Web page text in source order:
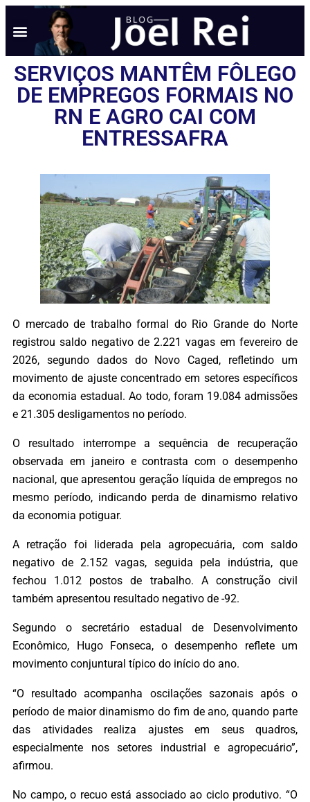
SERVIÇOS MANTÊM FÔLEGO
DE EMPREGOS FORMAIS NO
RN E AGRO CAI COM
ENTRESSAFRA
O mercado de trabalho formal do Rio Grande do Norte
registrou saldo negativo de 2.221 vagas em fevereiro de
2026, segundo dados do Novo Caged, refletindo um
movimento de ajuste concentrado em setores específicos
da economia estadual. Ao todo, foram 19.084 admissões
e 21.305 desligamentos no período.
O resultado interrompe a sequência de recuperação
observada em janeiro e contrasta com o desempenho
nacional, que apresentou geração líquida de empregos no
mesmo período, indicando perda de dinamismo relativo
da economia potiguar.
A retração foi liderada pela agropecuária, com saldo
negativo de 2.152 vagas, seguida pela indústria, que
fechou 1.012 postos de trabalho. A construção civil
também apresentou resultado negativo de -92.
Segundo o secretário estadual de Desenvolvimento
Econômico, Hugo Fonseca, o desempenho reflete um
movimento conjuntural típico do início do ano.
“O resultado acompanha oscilações sazonais após o
período de maior dinamismo do fim de ano, quando parte
das atividades realiza ajustes em seus quadros,
especialmente nos setores industrial e agropecuário”,
afirmou.
No campo, o recuo está associado ao ciclo produtivo. “O